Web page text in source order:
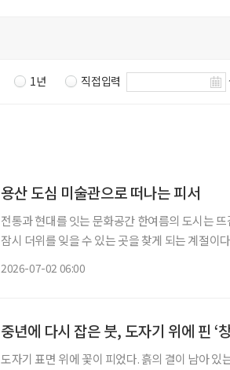
1년 직접입력
용산 도심 미술관으로 떠나는 피서
전통과 현대를 잇는 문화공간 한여름의 도시는 뜨겁다. 멀리 떠나는 여행도 좋지만, 도심에서
잠시 더위를 잊을 수 있는 곳을 찾게 되는 계절이
2026-07-02 06:00
중년에 다시 잡은 붓, 도자기 위에 핀 ‘
도자기 표면 위에 꽃이 피었다. 흙의 결이 남아 있